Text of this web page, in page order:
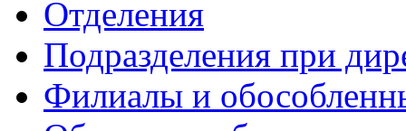
Отделения
Подразделения при
Филиалы и